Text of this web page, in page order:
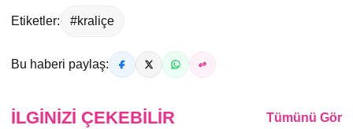
Etiketler: #kraliçe
Bu haberi paylaş:
İLGINIZI ÇEKEBILIR Tümünü Gör